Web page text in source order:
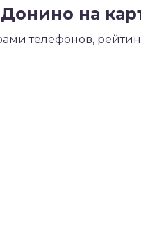
на
телефонов,